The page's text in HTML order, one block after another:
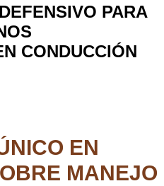
PARA
CONDUCCIÓN
EN
MANEJO